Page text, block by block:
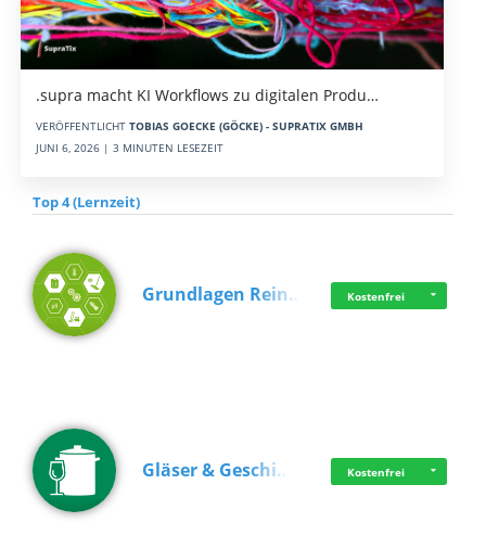
.supra macht KI Workflows zu digitalen Produ…
VERÖFFENTLICHT TOBIAS GOECKE (GÖCKE) - SUPRATIX GMBH
JUNI 6, 2026 | 3 MINUTEN LESEZEIT
Top 4 (Lernzeit)
Grundlagen Rein… Kostenfrei
Gläser & Geschi… Kostenfrei